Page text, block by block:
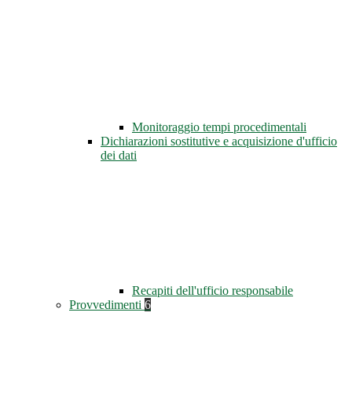
Monitoraggio tempi procedimentali
Dichiarazioni sostitutive e acquisizione d'ufficio
dei dati
Recapiti dell'ufficio responsabile
Provvedimenti 6